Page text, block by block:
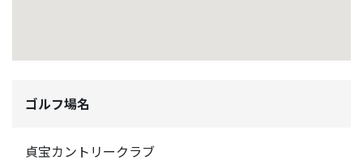
ゴルフ場名
貞宝カントリークラブ